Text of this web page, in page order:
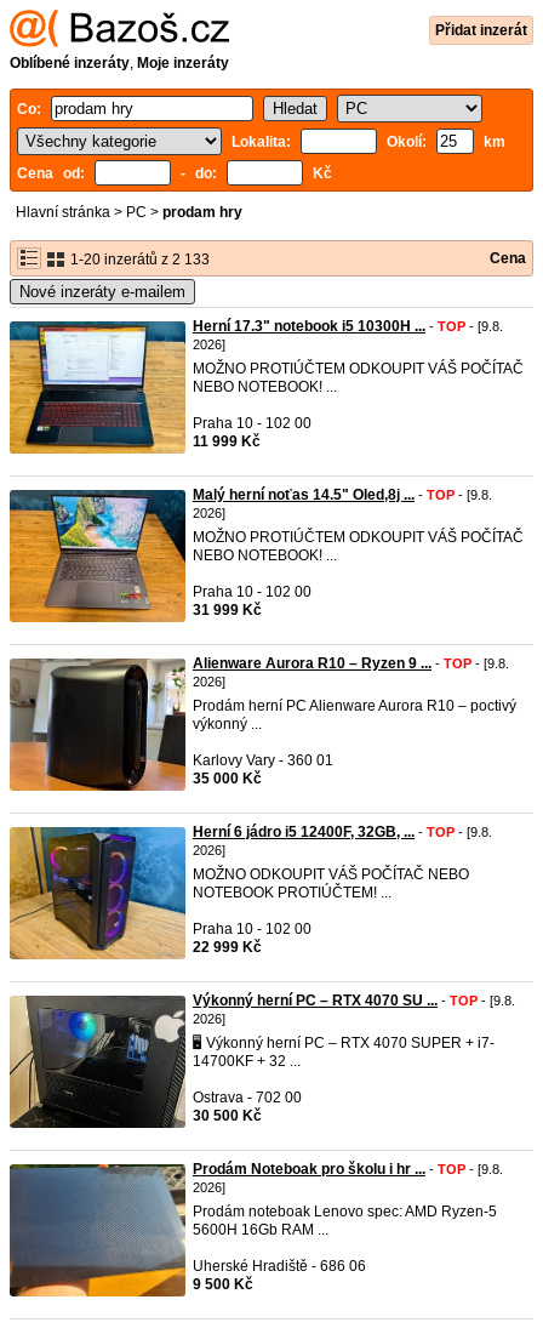
Přidat inzerát
Oblíbené inzeráty, Moje inzeráty
Co:
Lokalita:
Okolí:
km
Cena od:
- do: Kč
Hlavní stránka > PC > prodam hry
1-20 inzerátů z 2 133 Cena
Nové inzeráty e-mailem
Herní 17.3" notebook i5 10300H ... - TOP - [9.8.
2026]
MOŽNO PROTIÚČTEM ODKOUPIT VÁŠ POČÍTAČ
NEBO NOTEBOOK! ...
Praha 10 - 102 00
11 999 Kč
Malý herní noťas 14.5" Oled,8j ... - TOP - [9.8.
2026]
MOŽNO PROTIÚČTEM ODKOUPIT VÁŠ POČÍTAČ
NEBO NOTEBOOK! ...
Praha 10 - 102 00
31 999 Kč
Alienware Aurora R10 – Ryzen 9 ... - TOP - [9.8.
2026]
Prodám herní PC Alienware Aurora R10 – poctivý
výkonný ...
Karlovy Vary - 360 01
35 000 Kč
Herní 6 jádro i5 12400F, 32GB, ... - TOP - [9.8.
2026]
MOŽNO ODKOUPIT VÁŠ POČÍTAČ NEBO
NOTEBOOK PROTIÚČTEM! ...
Praha 10 - 102 00
22 999 Kč
Výkonný herní PC – RTX 4070 SU ... - TOP - [9.8.
2026]
🖥️ Výkonný herní PC – RTX 4070 SUPER + i7-
14700KF + 32 ...
Ostrava - 702 00
30 500 Kč
Prodám Noteboak pro školu i hr ... - TOP - [9.8.
2026]
Prodám noteboak Lenovo spec: AMD Ryzen-5
5600H 16Gb RAM ...
Uherské Hradiště - 686 06
9 500 Kč